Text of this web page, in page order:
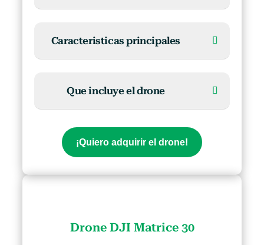
Caracteristicas principales
Que incluye el drone
¡Quiero adquirir el drone!
Drone DJI Matrice 30